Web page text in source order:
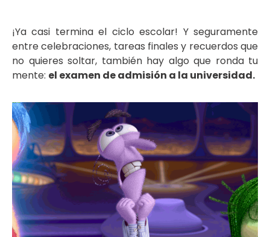
¡Ya casi termina el ciclo escolar! Y seguramente
entre celebraciones, tareas finales y recuerdos que
no quieres soltar, también hay algo que ronda tu
mente: el examen de admisión a la universidad.